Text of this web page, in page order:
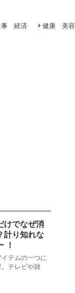
事 経済 健康 美容
けでなぜ消
計り知れな
！
テムの一つに
テレビや雑